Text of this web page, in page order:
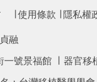
使用條款 隱私權
融
一號景福館 ∣ 器官